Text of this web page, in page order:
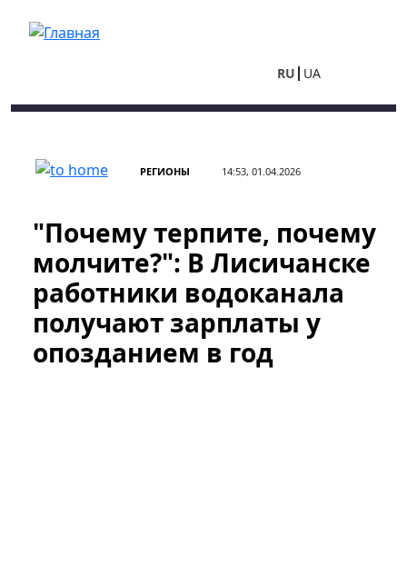
RU UA
РЕГИОНЫ 14:53, 01.04.2026
"Почему терпите, почему
молчите?": В Лисичанске
работники водоканала
получают зарплаты у
опозданием в год